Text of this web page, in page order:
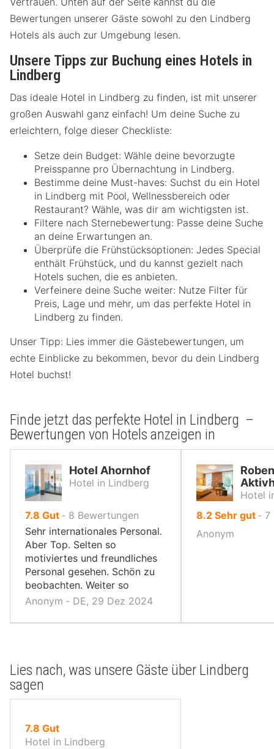
Bewertungen unserer Gäste sowohl zu den Lindberg
Hotels als auch zur Umgebung lesen.
Unsere Tipps zur Buchung eines Hotels in
Lindberg
Das ideale Hotel in Lindberg zu finden, ist mit unserer
großen Auswahl ganz einfach! Um deine Suche zu
erleichtern, folge dieser Checkliste:
Setze dein Budget: Wähle deine bevorzugte
Preisspanne pro Übernachtung in Lindberg.
Bestimme deine Must-haves: Suchst du ein Hotel
in Lindberg mit Pool, Wellnessbereich oder
Restaurant? Wähle, was dir am wichtigsten ist.
Filtere nach Sternebewertung: Passe deine Suche
an deine Erwartungen an.
Überprüfe die Frühstücksoptionen: Jedes Special
enthält Frühstück, und du kannst gezielt nach
Hotels suchen, die es anbieten.
Verfeinere deine Suche weiter: Nutze Filter für
Preis, Lage und mehr, um das perfekte Hotel in
Lindberg zu finden.
Unser Tipp: Lies immer die Gästebewertungen, um
echte Einblicke zu bekommen, bevor du dein Lindberg
Hotel buchst!
Finde jetzt das perfekte Hotel in Lindberg –
Bewertungen von Hotels anzeigen in
Hotel Ahornhof
Hotel in Lindberg
7.8 von
10,
Gut ‐ 8 Bewertungen
Sehr internationales Personal.
Aber Top. Selten so
motiviertes und freundliches
Personal gesehen. Schön zu
beobachten. Weiter so
Anonym ‐ DE, 29 Dez 2024
Hotel
8.2 von
Sehr gut ‐ 7
Anonym
Lies nach, was unsere Gäste über Lindberg
sagen
7.8 von
10,
Gut
Hotel in Lindberg